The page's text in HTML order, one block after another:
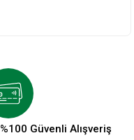
%100 Güvenli Alışveriş